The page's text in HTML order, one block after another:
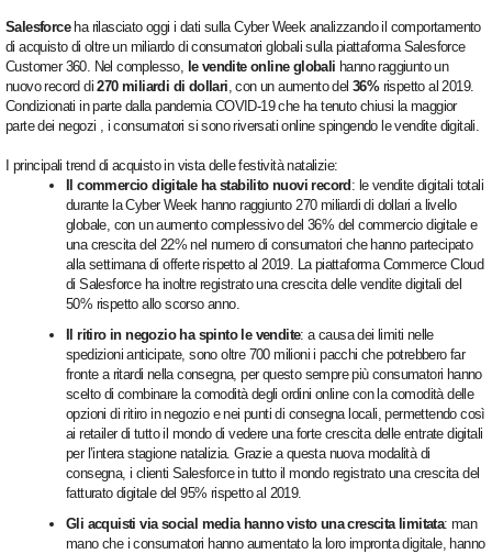
Salesforce ha rilasciato oggi i dati sulla Cyber Week analizzando il comportamento
di acquisto di oltre un miliardo di consumatori globali sulla piattaforma Salesforce
Customer 360. Nel complesso, le vendite online globali hanno raggiunto un
nuovo record di 270 miliardi di dollari, con un aumento del36%rispetto al 2019.
Condizionati in parte dalla pandemia COVID-19 che ha tenuto chiusi la maggior
parte dei negozi , i consumatori si sono riversati online spingendo le vendite digitali.
I principali trend di acquisto in vista delle festività natalizie:
Il commercio digitale ha stabilito nuovi record : le vendite digitali totali
durante la Cyber Week hanno raggiunto 270 miliardi di dollari a livello
globale, con un aumento complessivo del 36% del commercio digitale e
una crescita del 22% nel numero di consumatori che hanno partecipato
alla settimana di offerte rispetto al 2019. La piattaforma Commerce Cloud
di Salesforce ha inoltre registrato una crescita delle vendite digitali del
50% rispetto allo scorso anno.
Il ritiro in negozio ha spinto le vendite: a causa dei limiti nelle
spedizioni anticipate, sono oltre 700 milioni i pacchi che potrebbero far
fronte a ritardi nella consegna, per questo sempre più consumatori hanno
scelto di combinare la comodità degli ordini online con la comodità delle
opzioni di ritiro in negozio e nei punti di consegna locali, permettendo così
ai retailer di tutto il mondo di vedere una forte crescita delle entrate digitali
per l’intera stagione natalizia. Grazie a questa nuova modalità di
consegna, i clienti Salesforce in tutto il mondo registrato una crescita del
fatturato digitale del 95% rispetto al 2019.
Gli acquisti via social media hanno visto una crescita limitata: man
mano che i consumatori hanno aumentato la loro impronta digitale, hanno